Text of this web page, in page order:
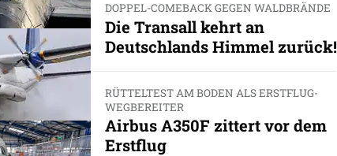
DOPPEL-COMEBACK GEGEN WALDBRÄNDE
Die Transall kehrt an
Deutschlands Himmel zurück!
RÜTTELTEST AM BODEN ALS ERSTFLUG-
WEGBEREITER
Airbus A350F zittert vor dem
Erstflug